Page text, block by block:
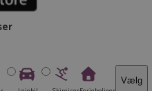
Vælg